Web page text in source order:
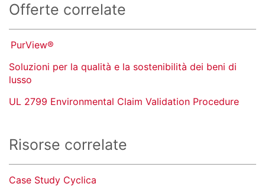
Offerte correlate
PurView®
Soluzioni per la qualità e la sostenibilità dei beni di
lusso
UL 2799 Environmental Claim Validation Procedure
Risorse correlate
Case Study Cyclica